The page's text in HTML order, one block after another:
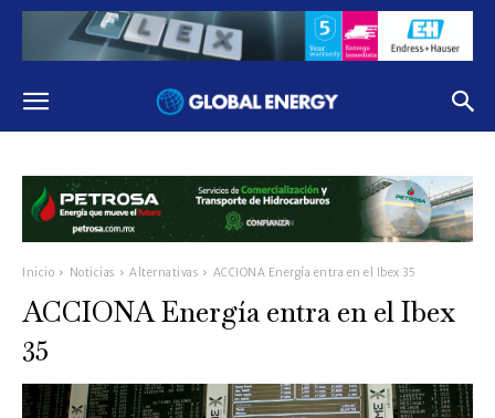
Inicio Noticias Alternativas ACCIONA Energía entra en el Ibex 35
ACCIONA Energía entra en el Ibex
35